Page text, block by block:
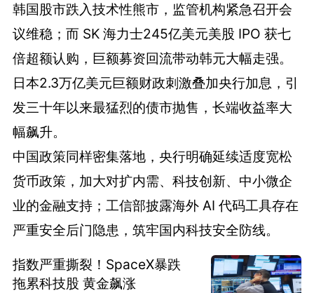
韩国股市跌入技术性熊市，监管机构紧急召开会
议维稳；而 SK 海力士245亿美元美股 IPO 获七
倍超额认购，巨额募资回流带动韩元大幅走强。
日本2.3万亿美元巨额财政刺激叠加央行加息，引
发三十年以来最猛烈的债市抛售，长端收益率大
幅飙升。
中国政策同样密集落地，央行明确延续适度宽松
货币政策，加大对扩内需、科技创新、中小微企
业的金融支持；工信部披露海外 AI 代码工具存在
严重安全后门隐患，筑牢国内科技安全防线。
指数严重撕裂！SpaceX暴跌
拖累科技股 黄金飙涨